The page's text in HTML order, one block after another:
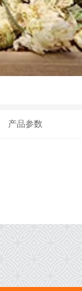
产品参数